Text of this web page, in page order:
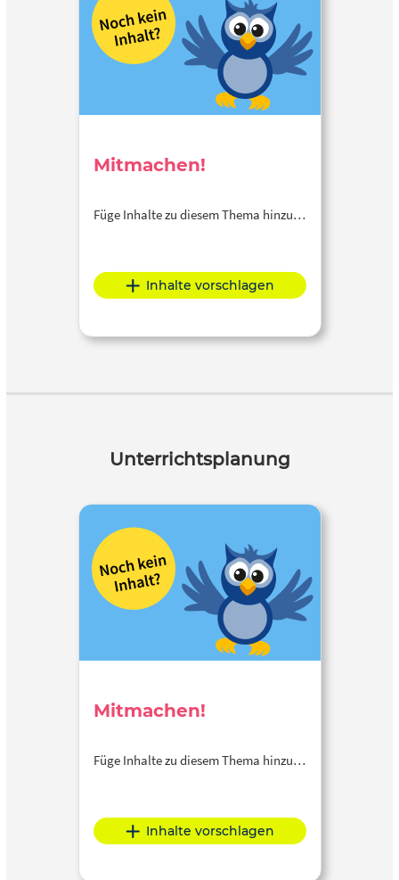
Mitmachen!
Füge Inhalte zu diesem Thema hinzu…
Inhalte vorschlagen
Unterrichtsplanung
Mitmachen!
Füge Inhalte zu diesem Thema hinzu…
Inhalte vorschlagen